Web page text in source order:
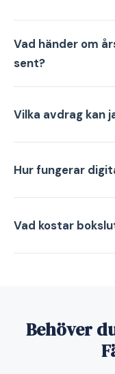
Vad händer om
sent?
Vilka avdrag kan
Hur fungerar
Vad kostar
Behöver